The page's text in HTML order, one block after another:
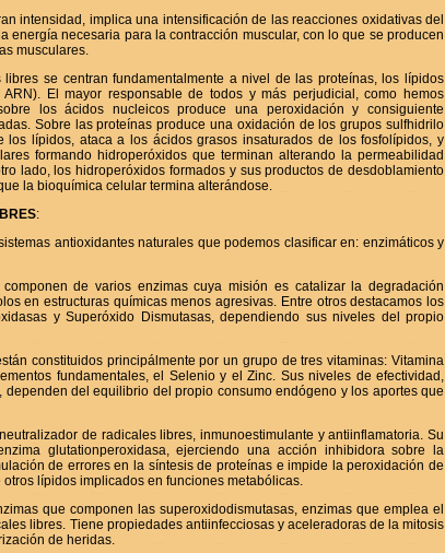
intensidad, implica una intensificación de las reacciones oxidativas del
energía necesaria para la contracción muscular, con lo que se producen
musculares.
se centran fundamentalmente a nivel de las proteínas, los lípidos
El mayor responsable de todos y más perjudicial, como hemos
los ácidos nucleicos produce una peroxidación y consiguiente
Sobre las proteínas produce una oxidación de los grupos sulfhidrilo
los lípidos, ataca a los ácidos grasos insaturados de los fosfolípidos, y
formando hidroperóxidos que terminan alterando la permeabilidad
lado, los hidroperóxidos formados y sus productos de desdoblamiento
la bioquímica celular termina alterándose.
:
antioxidantes naturales que podemos clasificar en: enzimáticos y
de varios enzimas cuya misión es catalizar la degradación
en estructuras químicas menos agresivas. Entre otros destacamos los
y Superóxido Dismutasas, dependiendo sus niveles del propio
constituidos principálmente por un grupo de tres vitaminas: Vitamina
fundamentales, el Selenio y el Zinc. Sus niveles de efectividad,
del equilibrio del propio consumo endógeno y los aportes que
de radicales libres, inmunoestimulante y antiinflamatoria. Su
glutationperoxidasa, ejerciendo una acción inhibidora sobre la
de errores en la síntesis de proteínas e impide la peroxidación de
lípidos implicados en funciones metabólicas.
que componen las superoxidodismutasas, enzimas que emplea el
libres. Tiene propiedades antiinfecciosas y aceleradoras de la mitosis
de heridas.